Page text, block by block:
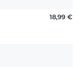
18,99 €